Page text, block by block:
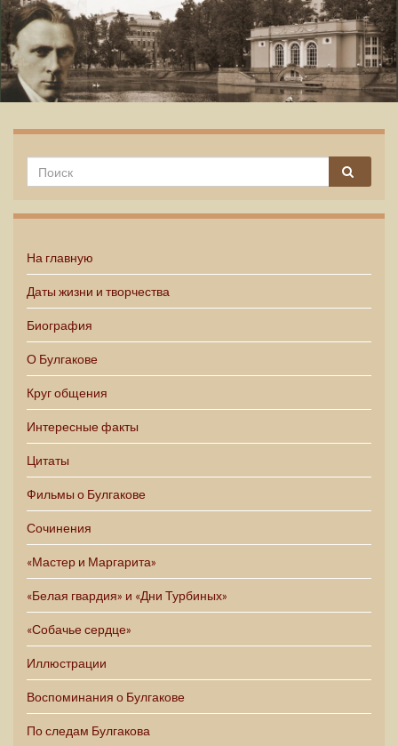
На главную
Даты жизни и творчества
Биография
О Булгакове
Круг общения
Интересные факты
Цитаты
Фильмы о Булгакове
Сочинения
«Мастер и Маргарита»
«Белая гвардия» и «Дни Турбиных»
«Собачье сердце»
Иллюстрации
Воспоминания о Булгакове
По следам Булгакова